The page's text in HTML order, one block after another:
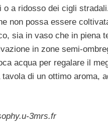
o a ridosso dei cigli
non possa essere
sia in vaso che in piena
in zone semi-
acqua per regalare il
di un ottimo aroma,
3mrs.fr